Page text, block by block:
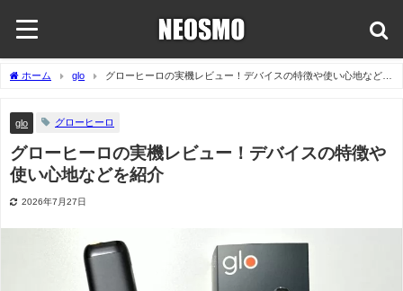
ホーム glo
グローヒーロの実機レビュー！デバイスの特徴や使い心地などを
glo グローヒーロ
グローヒーロの実機レビュー！デバイスの特徴や
使い心地などを紹介
2026年7月27日